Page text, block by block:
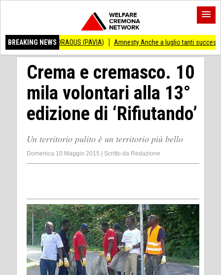
BREAKING NEWS
(PAVIA) Amnesty Anche a luglio tanti successi ed ingiustizie
Crema e cremasco. 10
mila volontari alla 13°
edizione di ‘Rifiutando’
Un territorio pulito è un territorio più bello
Domenica 10 Maggio 2015 Scritto da Redazione